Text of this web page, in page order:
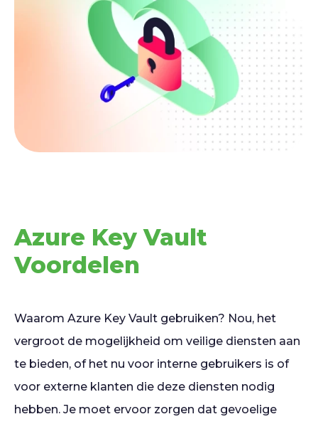
Azure Key Vault
Voordelen
Waarom Azure Key Vault gebruiken? Nou, het
vergroot de mogelijkheid om veilige diensten aan
te bieden, of het nu voor interne gebruikers is of
voor externe klanten die deze diensten nodig
hebben. Je moet ervoor zorgen dat gevoelige